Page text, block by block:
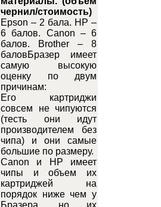
чернил/стоимость)
Epson – 2 бала. HP –
6 балов. Canon – 6
балов. Brother – 8
баловБразер имеет
самую высокую
оценку по двум
причинам:
Его картриджи
совсем не чипуются
(тесть они идут
производителем без
чипа) и они самые
большие по размеру.
Canon и HP имеет
чипы и объем их
картриджей на
порядок ниже чем у
Бразера, но их